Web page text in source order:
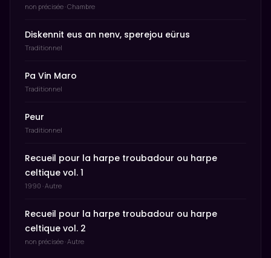
non précisée · Chambre
Diskennit eus an nenv, sperejou eürus
Traditionnel
Pa Vin Maro
Traditionnel
Peur
Traditionnel
Recueil pour la harpe troubadour ou harpe
celtique vol. 1
1990 · Autre
Recueil pour la harpe troubadour ou harpe
celtique vol. 2
non précisée · Autre